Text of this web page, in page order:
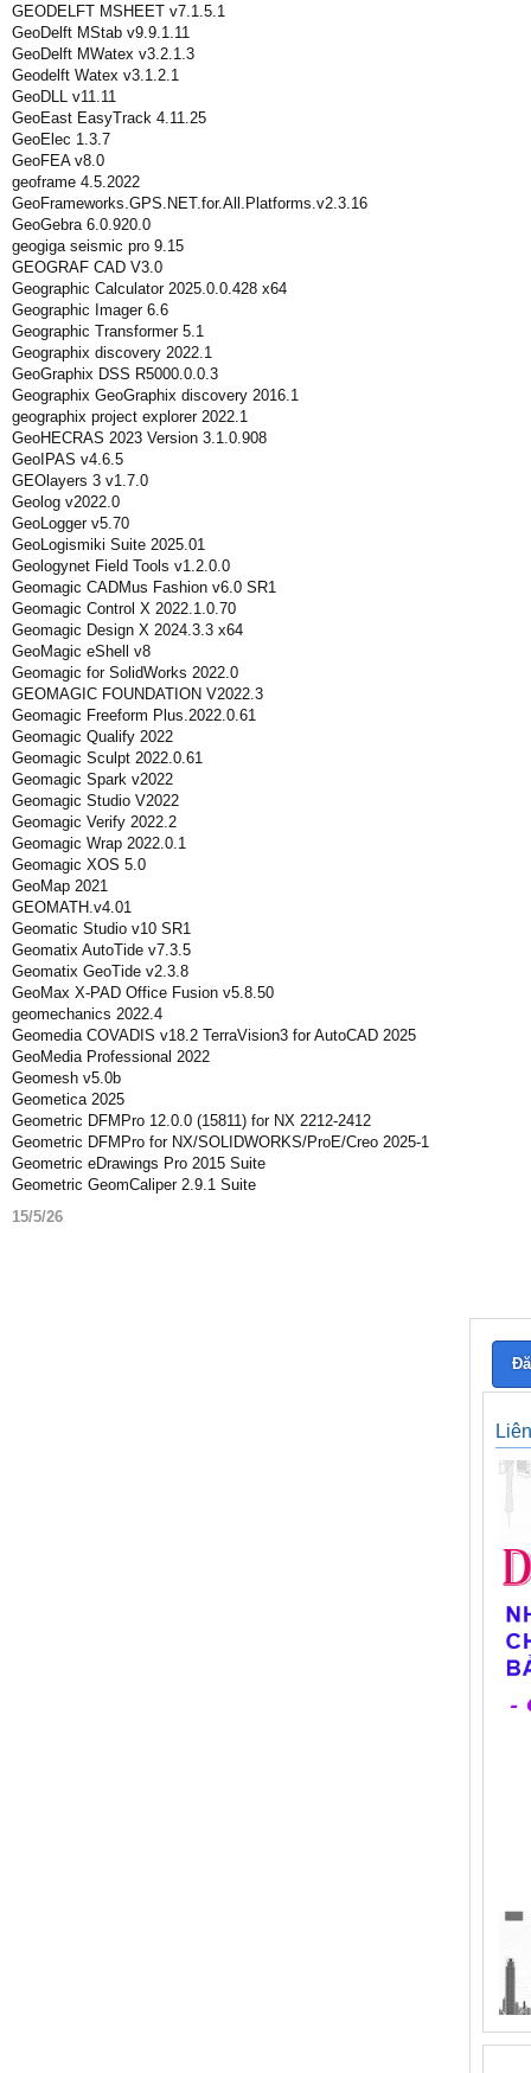
GEODELFT MSHEET v7.1.5.1
GeoDelft MStab v9.9.1.11
GeoDelft MWatex v3.2.1.3
Geodelft Watex v3.1.2.1
GeoDLL v11.11
GeoEast EasyTrack 4.11.25
GeoElec 1.3.7
GeoFEA v8.0
geoframe 4.5.2022
GeoFrameworks.GPS.NET.for.All.Platforms.v2.3.16
GeoGebra 6.0.920.0
geogiga seismic pro 9.15
GEOGRAF CAD V3.0
Geographic Calculator 2025.0.0.428 x64
Geographic Imager 6.6
Geographic Transformer 5.1
Geographix discovery 2022.1
GeoGraphix DSS R5000.0.0.3
Geographix GeoGraphix discovery 2016.1
geographix project explorer 2022.1
GeoHECRAS 2023 Version 3.1.0.908
GeoIPAS v4.6.5
GEOlayers 3 v1.7.0
Geolog v2022.0
GeoLogger v5.70
GeoLogismiki Suite 2025.01
Geologynet Field Tools v1.2.0.0
Geomagic CADMus Fashion v6.0 SR1
Geomagic Control X 2022.1.0.70
Geomagic Design X 2024.3.3 x64
GeoMagic eShell v8
Geomagic for SolidWorks 2022.0
GEOMAGIC FOUNDATION V2022.3
Geomagic Freeform Plus.2022.0.61
Geomagic Qualify 2022
Geomagic Sculpt 2022.0.61
Geomagic Spark v2022
Geomagic Studio V2022
Geomagic Verify 2022.2
Geomagic Wrap 2022.0.1
Geomagic XOS 5.0
GeoMap 2021
GEOMATH.v4.01
Geomatic Studio v10 SR1
Geomatix AutoTide v7.3.5
Geomatix GeoTide v2.3.8
GeoMax X-PAD Office Fusion v5.8.50
geomechanics 2022.4
Geomedia COVADIS v18.2 TerraVision3 for AutoCAD 2025
GeoMedia Professional 2022
Geomesh v5.0b
Geometica 2025
Geometric DFMPro 12.0.0 (15811) for NX 2212-2412
Geometric DFMPro for NX/SOLIDWORKS/ProE/Creo 2025-1
Geometric eDrawings Pro 2015 Suite
Geometric GeomCaliper 2.9.1 Suite
15/5/26